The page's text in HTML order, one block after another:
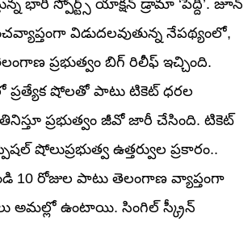
భారీ స్పోర్ట్స్ యాక్షన్ డ్రామా ‘పెద్ది’. జూన్
విడుదలవుతున్న నేపథ్యంలో,
ప్రభుత్వం బిగ్ రిలీఫ్ ఇచ్చింది.
ప్రత్యేక షోలతో పాటు టికెట్ ధరల
ప్రభుత్వం జీవో జారీ చేసింది. టికెట్
షోలుప్రభుత్వ ఉత్తర్వుల ప్రకారం..
10 రోజుల పాటు తెలంగాణ వ్యాప్తంగా
అమల్లో ఉంటాయి. సింగిల్ స్క్రీన్